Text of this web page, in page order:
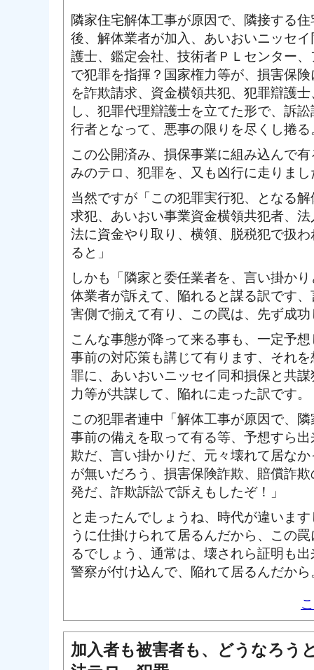
隣家住宅解体工事が原因で、隣接する
後、解体業者が加入、あいおいニッセ
護士、鑑定会社、技術者ＰＬセンター
で犯罪を指揮？国家権力等が、損害保
を詐欺請求、資金横領共犯、犯罪辯護
し、犯罪代理辯護士を立てた形で、訴
行者となって、悪事の限りを尽くし捲る
この公開済み、損保事業に組み込んで
みのテロ、犯罪を、又も凶行に走りまし
当然ですが「この犯罪実行犯、となる
求犯、あいおい事業資金横領共犯者、
法に資金やり取り、横領、脱税犯で扱
ると」
しかも「隣家と委任業者を、言い掛か
体業者が訴えて、陥れると謀る訳です
害側で揃えて有り、この罠は、先ず成
こんな事態が降って来る事も、一定予
事前の対応策も講じて有ります、それ
罪に、あいおいニッセイ同和損保と共
力等が共謀して、陥れに走った訳です。
この犯罪者連中「解体工事が原因で、
事前の備えを取って有る等、予想すら
欺だ、言い掛かりだ、元々壊れて居な
が無いだろう、損害保険詐欺、賠償詐
発だ、詐欺訴訟で訴えもしたぞ！」
と走ったんでしょうね、時代が違いま
うに仕掛けられて居るんだから、この
るでしょう、通常は、壊されら証明も
警察が付け込んで、陥れて居るんだから
加入者も被害者も、どうなろう